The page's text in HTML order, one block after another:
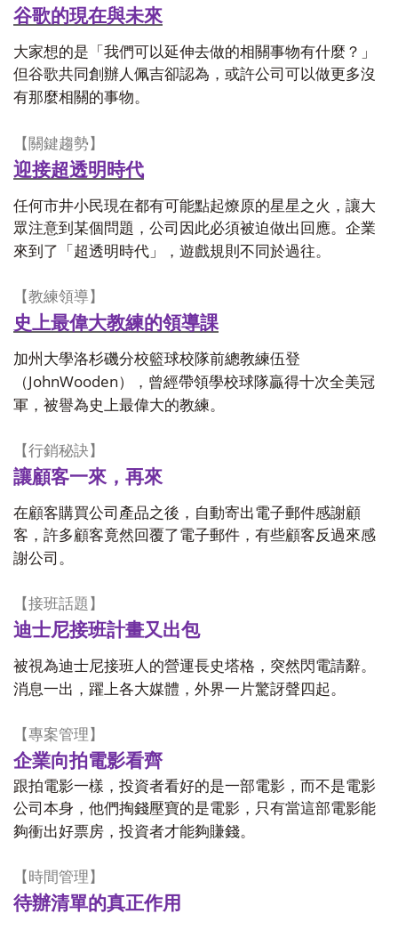
谷歌的現在與未來
大家想的是「我們可以延伸去做的相關事物有什麼？」
但谷歌共同創辦人佩吉卻認為，或許公司可以做更多沒
有那麼相關的事物。
【關鍵趨勢】
迎接超透明時代
任何市井小民現在都有可能點起燎原的星星之火，讓大
眾注意到某個問題，公司因此必須被迫做出回應。企業
來到了「超透明時代」，遊戲規則不同於過往。
【教練領導】
史上最偉大教練的領導課
加州大學洛杉磯分校籃球校隊前總教練伍登
（JohnWooden），曾經帶領學校球隊贏得十次全美冠
軍，被譽為史上最偉大的教練。
【行銷秘訣】
讓顧客一來，再來
在顧客購買公司產品之後，自動寄出電子郵件感謝顧
客，許多顧客竟然回覆了電子郵件，有些顧客反過來感
謝公司。
【接班話題】
迪士尼接班計畫又出包
被視為迪士尼接班人的營運長史塔格，突然閃電請辭。
消息一出，躍上各大媒體，外界一片驚訝聲四起。
【專案管理】
企業向拍電影看齊
跟拍電影一樣，投資者看好的是一部電影，而不是電影
公司本身，他們掏錢壓寶的是電影，只有當這部電影能
夠衝出好票房，投資者才能夠賺錢。
【時間管理】
待辦清單的真正作用